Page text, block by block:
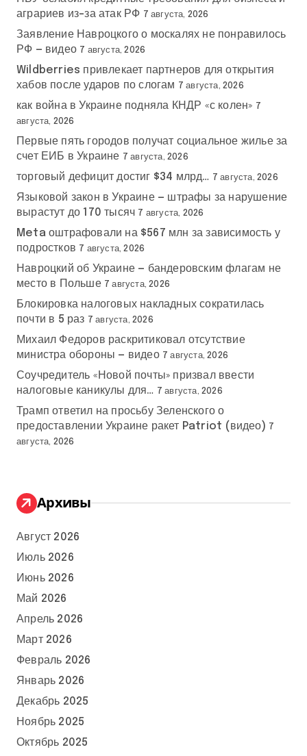
аграриев из-за атак РФ 7 августа, 2026
Заявление Навроцкого о москалях не понравилось
РФ — видео 7 августа, 2026
Wildberries привлекает партнеров для открытия
хабов после ударов по слогам 7 августа, 2026
как война в Украине подняла КНДР «с колен» 7
августа, 2026
Первые пять городов получат социальное жилье за
счет ЕИБ в Украине 7 августа, 2026
торговый дефицит достиг $34 млрд… 7 августа, 2026
Языковой закон в Украине — штрафы за нарушение
вырастут до 170 тысяч 7 августа, 2026
Meta оштрафовали на $567 млн за зависимость у
подростков 7 августа, 2026
Навроцкий об Украине — бандеровским флагам не
место в Польше 7 августа, 2026
Блокировка налоговых накладных сократилась
почти в 5 раз 7 августа, 2026
Михаил Федоров раскритиковал отсутствие
министра обороны — видео 7 августа, 2026
Соучредитель «Новой почты» призвал ввести
налоговые каникулы для… 7 августа, 2026
Трамп ответил на просьбу Зеленского о
предоставлении Украине ракет Patriot (видео) 7
августа, 2026
Архивы
Август 2026
Июль 2026
Июнь 2026
Май 2026
Апрель 2026
Март 2026
Февраль 2026
Январь 2026
Декабрь 2025
Ноябрь 2025
Октябрь 2025